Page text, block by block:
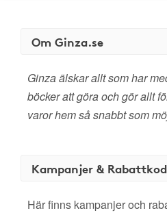
Om Ginza.se
Ginza älskar allt som har
böcker att göra och gör allt
varor hem så snabbt som
Kampanjer &
Här finns kampanjer och